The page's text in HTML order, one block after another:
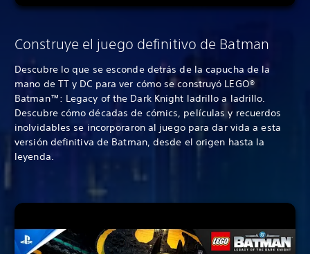
Construye el juego definitivo de Batman
Descubre lo que se esconde detrás de la capucha de la
mano de TT y DC para ver cómo se construyó LEGO®
Batman™: Legacy of the Dark Knight ladrillo a ladrillo.
Descubre cómo décadas de cómics, películas y recuerdos
inolvidables se incorporaron al juego para dar vida a esta
versión definitiva de Batman, desde el origen hasta la
leyenda.